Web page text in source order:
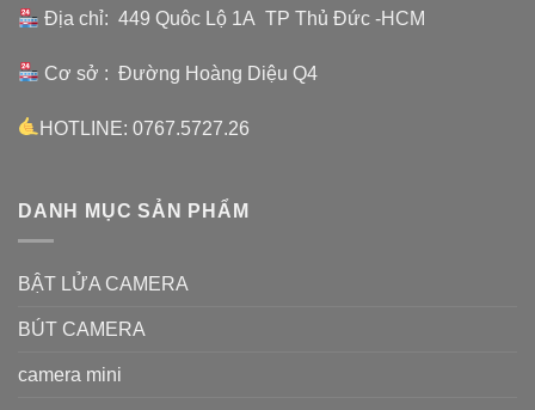
Địa chỉ: 449 Quôc Lộ 1A TP Thủ Đức -HCM
Cơ sở : Đường Hoàng Diệu Q4
HOTLINE: 0767.5727.26
DANH MỤC SẢN PHẨM
BẬT LỬA CAMERA
BÚT CAMERA
camera mini